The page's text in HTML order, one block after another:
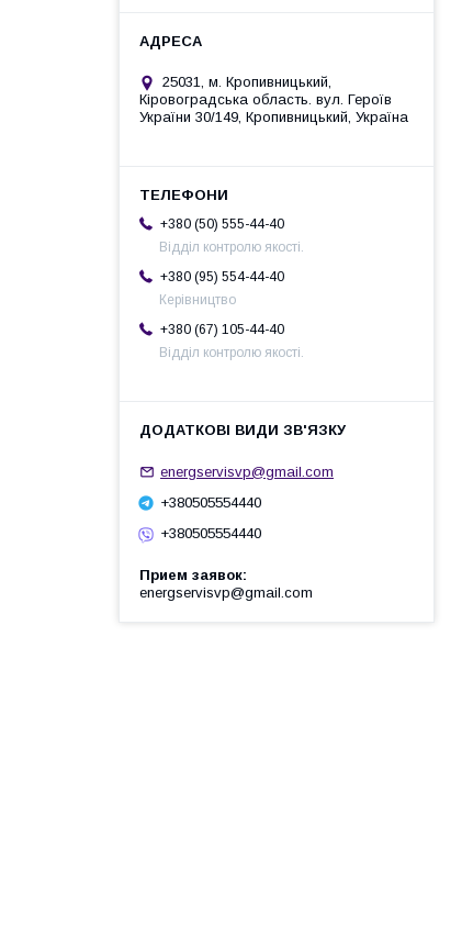
25031, м. Кропивницький,
Кіровоградська область. вул. Героїв
України 30/149, Кропивницький, Україна
+380 (50) 555-44-40
Відділ контролю якості.
+380 (95) 554-44-40
Керівництво
+380 (67) 105-44-40
Відділ контролю якості.
energservisvp@gmail.com
+380505554440
+380505554440
Прием заявок
energservisvp@gmail.com